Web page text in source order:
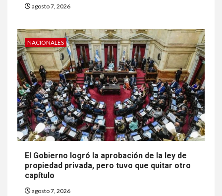
agosto 7, 2026
NACIONALES
El Gobierno logró la aprobación de la ley de
propiedad privada, pero tuvo que quitar otro
capítulo
agosto 7, 2026